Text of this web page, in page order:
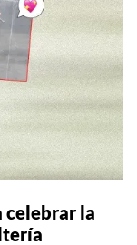
celebrar la